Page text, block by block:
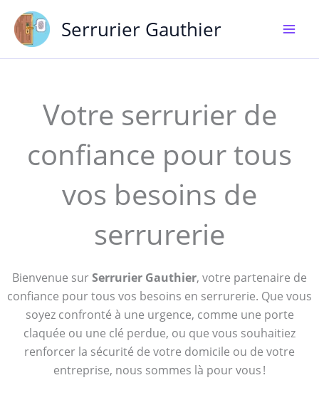
contenu
Serrurier Gauthier
Votre serrurier de
confiance pour tous
vos besoins de
serrurerie
Bienvenue surSerrurier Gauthier, votre partenaire de
confiance pour tous vos besoins en serrurerie. Que vous
soyez confronté à une urgence, comme une porte
claquée ou une clé perdue, ou que vous souhaitiez
renforcer la sécurité de votre domicile ou de votre
entreprise, nous sommes là pour vous !